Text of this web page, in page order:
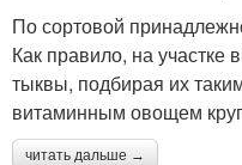
По сортовой
Как правило, на участке
тыквы, подбирая их
витаминным овощем
читать дальше →